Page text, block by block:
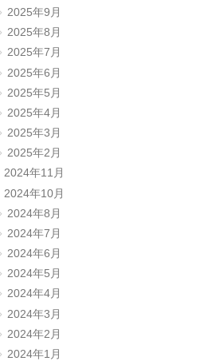
2025年9月
2025年8月
2025年7月
2025年6月
2025年5月
2025年4月
2025年3月
2025年2月
2024年11月
2024年10月
2024年8月
2024年7月
2024年6月
2024年5月
2024年4月
2024年3月
2024年2月
2024年1月